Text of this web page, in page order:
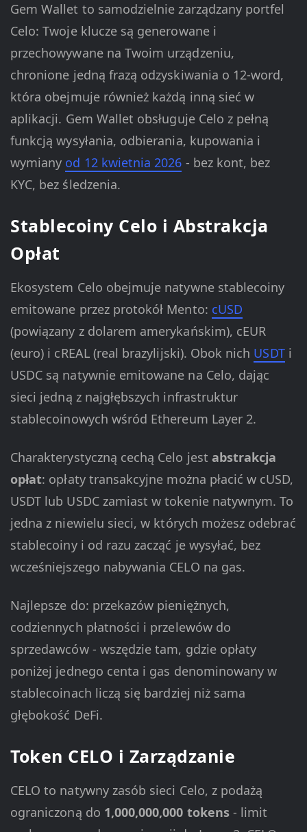
Gem Wallet to samodzielnie zarządzany portfel
Celo: Twoje klucze są generowane i
przechowywane na Twoim urządzeniu,
chronione jedną frazą odzyskiwania o 12-word,
która obejmuje również każdą inną sieć w
aplikacji. Gem Wallet obsługuje Celo z pełną
funkcją wysyłania, odbierania, kupowania i
wymiany od 12 kwietnia 2026 - bez kont, bez
KYC, bez śledzenia.
Stablecoiny Celo i Abstrakcja
Opłat
Ekosystem Celo obejmuje natywne stablecoiny
emitowane przez protokół Mento: cUSD
(powiązany z dolarem amerykańskim), cEUR
(euro) i cREAL (real brazylijski). Obok nich USDTi
USDC są natywnie emitowane na Celo, dając
sieci jedną z najgłębszych infrastruktur
stablecoinowych wśród Ethereum Layer 2.
Charakterystyczną cechą Celo jest abstrakcja
opłat: opłaty transakcyjne można płacić w cUSD,
USDT lub USDC zamiast w tokenie natywnym. To
jedna z niewielu sieci, w których możesz odebrać
stablecoiny i od razu zacząć je wysyłać, bez
wcześniejszego nabywania CELO na gas.
Najlepsze do: przekazów pieniężnych,
codziennych płatności i przelewów do
sprzedawców - wszędzie tam, gdzie opłaty
poniżej jednego centa i gas denominowany w
stablecoinach liczą się bardziej niż sama
głębokość DeFi.
Token CELO i Zarządzanie
CELO to natywny zasób sieci Celo, z podażą
ograniczoną do 1,000,000,000 tokens- limit